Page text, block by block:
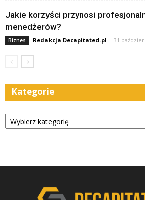
Jakie korzyści przynosi
menedżerów?
Biznes Redakcja Decapitated.pl - 31
Kategorie
Kategorie